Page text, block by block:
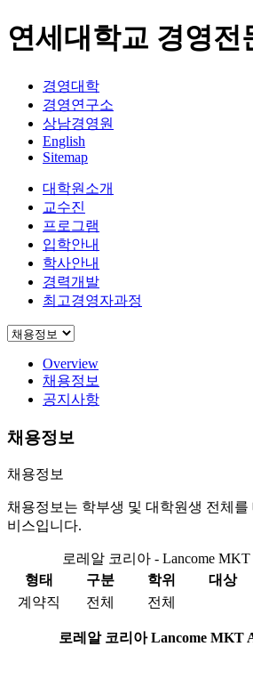
연세대학교 경영전
경영대학
경영연구소
상남경영원
English
Sitemap
대학원소개
교수진
프로그램
입학안내
학사안내
경력개발
최고경영자과정
Overview
채용정보
공지사항
채용정보
채용정보
채용정보는 학부생 및 대학원생 전체를
비스입니다.
로레알 코리아 - Lancome MKT
형태
구분 학위 대상
계약직
전체 전체
로레알 코리아 Lancome MKT